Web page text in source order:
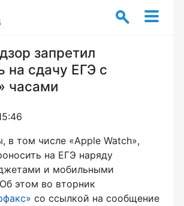
запретил
на сдачу ЕГЭ с
часами
в том числе «Apple Watch»,
на ЕГЭ наряду
и мобильными
этом во вторник
со ссылкой на сообщение